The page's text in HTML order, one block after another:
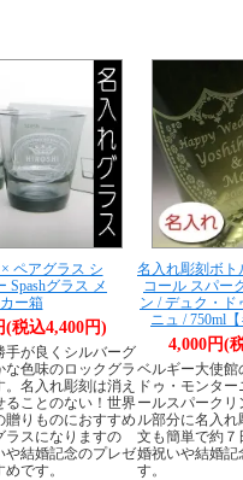
ペアグラス シ
Spashグラス メ
ー箱
(税込4,400円)
手が良くシルバーグ
な色味のロックグラ
。名入れ彫刻は消え
ることのない！世界
贈りものにおすすめ
ラスになりますの
や結婚記念のプレゼ
です。
名入れ彫刻ボト
コール スパー
ン / デュク・ド
ニュ / 750ml【
4,000円(
ベルギー大使館
ドゥ・モンタ
ールスパーク
ル部分に名入れ
文も簡単で約７
婚祝いや結婚記
す。